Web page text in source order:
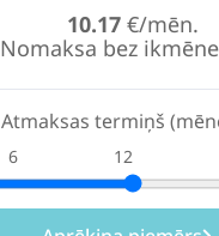
10.17 €/mēn.
Nomaksa bez
Atmaksas termiņš
6 12